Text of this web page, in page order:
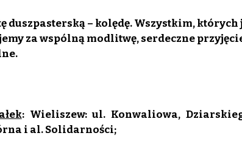
duszpasterską – kolędę. Wszystkim, których
za wspólną modlitwę, serdeczne
: Wieliszew: ul. Konwaliowa,
i al. Solidarności;